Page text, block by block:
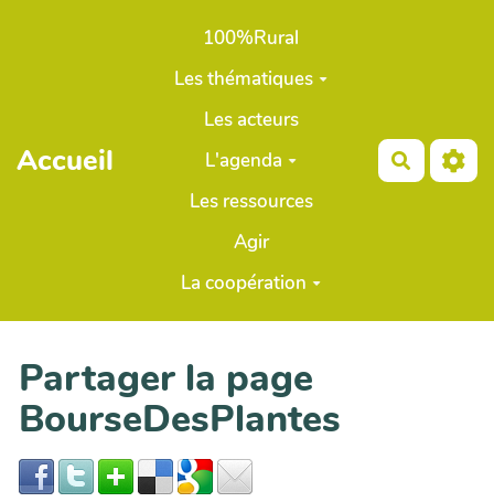
Aller au contenu principal
Accueil
100%Rural
Les thématiques
Les acteurs
L'agenda
Les ressources
Agir
La coopération
Partager la page
BourseDesPlantes